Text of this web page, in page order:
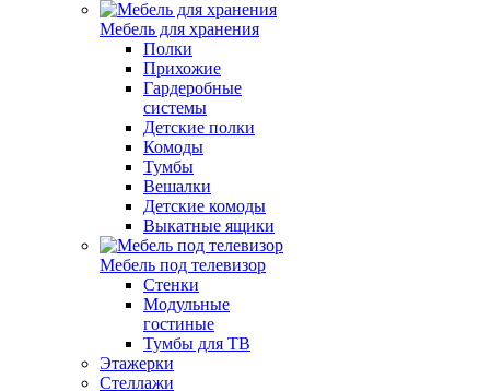
Мебель для хранения
Полки
Прихожие
Гардеробные
системы
Детские полки
Комоды
Тумбы
Вешалки
Детские комоды
Выкатные ящики
Мебель под телевизор
Стенки
Модульные
гостиные
Тумбы для ТВ
Этажерки
Стеллажи